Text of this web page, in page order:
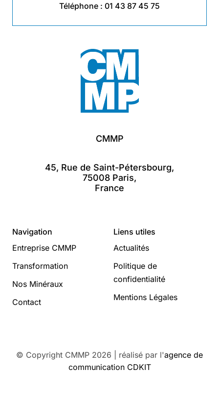
Téléphone : 01 43 87 45 75
CMMP
45, Rue de Saint-Pétersbourg,
75008 Paris,
France
Navigation
Entreprise CMMP
Transformation
Nos Minéraux
Contact
Liens utiles
Actualités
Politique de
confidentialité
Mentions Légales
© Copyright CMMP 2026 | réalisé par l'agence de
communication CDKIT